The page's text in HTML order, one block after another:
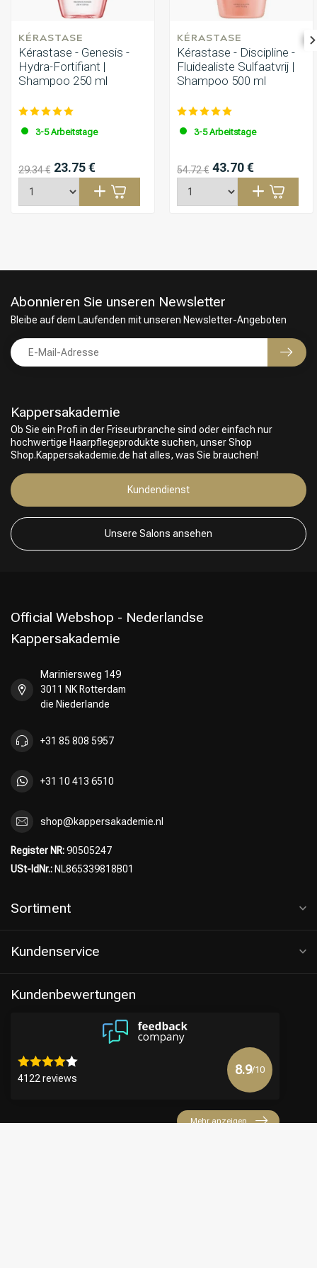
KÉRASTASE
Kérastase - Genesis -
Hydra-Fortifiant |
Shampoo 250 ml
3-5 Arbeitstage
29.34 € 23.75 €
KÉRASTASE
Kérastase - Discipline -
Fluidealiste Sulfaatvrij |
Shampoo 500 ml
3-5 Arbeitstage
54.72 € 43.70 €
Kappersakademie
Ob Sie ein Profi in der Friseurbranche sind oder einfach nur
hochwertige Haarpflegeprodukte suchen, unser Shop
Shop.Kappersakademie.de hat alles, was Sie brauchen!
Kundendienst
Unsere Salons ansehen
Abonnieren Sie unseren Newsletter
Bleibe auf dem Laufenden mit unseren Newsletter-Angeboten
Official Webshop - Nederlandse
Kappersakademie
Mariniersweg 149
3011 NK Rotterdam
die Niederlande
+31 85 808 5957
+31 10 413 6510
shop@kappersakademie.nl
Register NR:90505247
USt-IdNr.: NL865339818B01
Sortiment
Kundenservice
Kundenbewertungen
4122 reviews
8.9/10
Mehr anzeigen